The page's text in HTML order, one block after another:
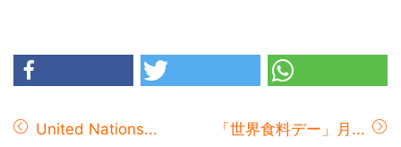
United Nations... 「世界食料デー」月...